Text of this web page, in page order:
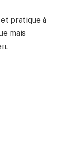
et pratique à
mais